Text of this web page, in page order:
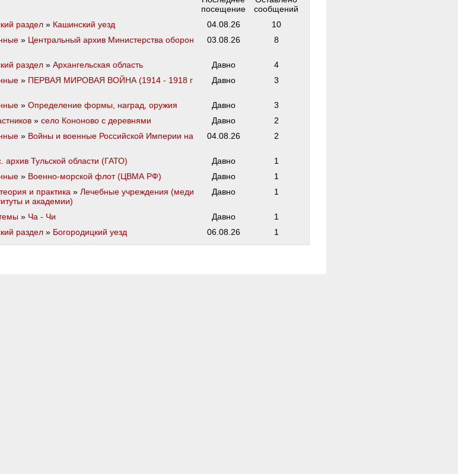
посещение
сообщений
раздел » Кашинский уезд 04.08.26
10
» Центральный архив Министерства оборон
03.08.26 8
раздел » Архангельская область Давно
4
» ПЕРВАЯ МИРОВАЯ ВОЙНА (1914 - 1918 г
Давно 3
» Определение формы, наград, оружия Давно
3
» село Кононово с деревнями Давно
2
» Войны и военные Российской Империи на
04.08.26 2
архив Тульской области (ГАТО) Давно
1
» Военно-морской флот (ЦВМА РФ) Давно
1
и практика » Лечебные учреждения (меди
и академии)
Давно 1
» Ча - Чи Давно
1
раздел » Богородицкий уезд 06.08.26 1